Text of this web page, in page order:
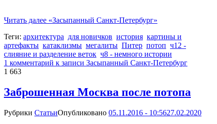
Читать далее «Засыпанный Санкт-Петербург»
Теги: архитектура для новичков история картины и
артефакты катаклизмы мегалиты Питер потоп ч12 -
слияние и разделение веток ч8 - немного истории
1 комментарий к записи Засыпанный Санкт-Петербург
1 663
Заброшенная Москва после потопа
Рубрики СтатьиОпубликовано 05.11.2016 - 10:5627.02.2020